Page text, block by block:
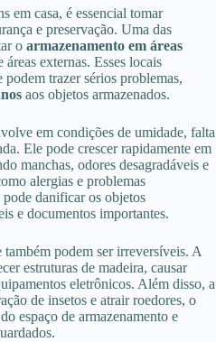
em casa, é essencial tomar
e preservação. Uma das
o armazenamento em áreas
externas. Esses locais
trazer sérios problemas,
aos objetos armazenados.
em condições de umidade, falta
Ele pode crescer rapidamente em
manchas, odores desagradáveis e
alergias e problemas
pode danificar os objetos
e documentos importantes.
também podem ser irreversíveis. A
estruturas de madeira, causar
eletrônicos. Além disso, a
de insetos e atrair roedores, o
espaço de armazenamento e